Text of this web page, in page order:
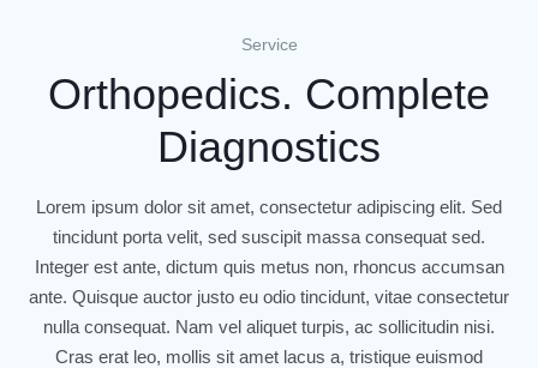
Service
Orthopedics. Complete
Diagnostics
Lorem ipsum dolor sit amet, consectetur adipiscing elit. Sed
tincidunt porta velit, sed suscipit massa consequat sed.
Integer est ante, dictum quis metus non, rhoncus accumsan
ante. Quisque auctor justo eu odio tincidunt, vitae consectetur
nulla consequat. Nam vel aliquet turpis, ac sollicitudin nisi.
Cras erat leo, mollis sit amet lacus a, tristique euismod